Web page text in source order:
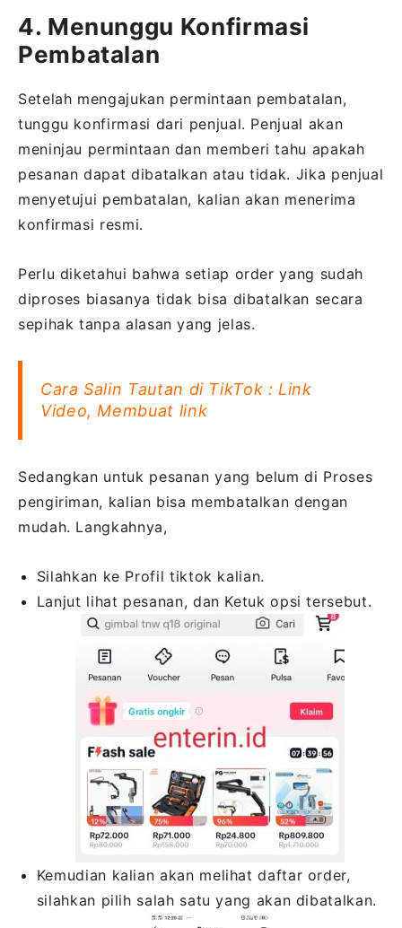
4. Menunggu Konfirmasi
Pembatalan
Setelah mengajukan permintaan pembatalan,
tunggu konfirmasi dari penjual. Penjual akan
meninjau permintaan dan memberi tahu apakah
pesanan dapat dibatalkan atau tidak. Jika penjual
menyetujui pembatalan, kalian akan menerima
konfirmasi resmi.
Perlu diketahui bahwa setiap order yang sudah
diproses biasanya tidak bisa dibatalkan secara
sepihak tanpa alasan yang jelas.
Cara Salin Tautan di TikTok : Link
Video, Membuat link
Sedangkan untuk pesanan yang belum di Proses
pengiriman, kalian bisa membatalkan dengan
mudah. Langkahnya,
Silahkan ke Profil tiktok kalian.
Lanjut lihat pesanan, dan Ketuk opsi tersebut.
Kemudian kalian akan melihat daftar order,
silahkan pilih salah satu yang akan dibatalkan.